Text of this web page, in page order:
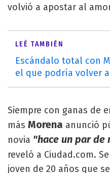
volvió a apostar al
LEÉ TAMBIÉN
Escándalo total con
el que podría volver
Siempre con ganas de
más Morena anunció
novia "hace un par de
reveló a Ciudad.com.
joven de 20 años que